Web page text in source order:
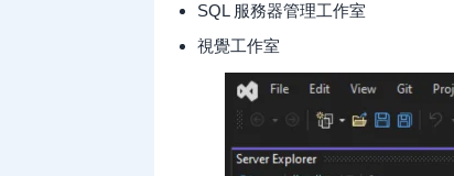
SQL 服務器管理工作室
視覺工作室